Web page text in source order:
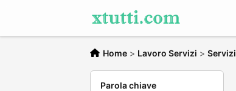
Home > Lavoro Servizi > Servizi
Parola chiave